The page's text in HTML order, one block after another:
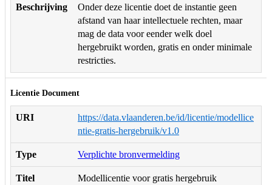
Beschrijving
Onder deze licentie doet de instantie geen
afstand van haar intellectuele rechten, maar
mag de data voor eender welk doel
hergebruikt worden, gratis en onder minimale
restricties.
Licentie Document
URI
https://data.vlaanderen.be/id/licentie/modellice
ntie-gratis-hergebruik/v1.0
Type Verplichte bronvermelding
Titel Modellicentie voor gratis hergebruik